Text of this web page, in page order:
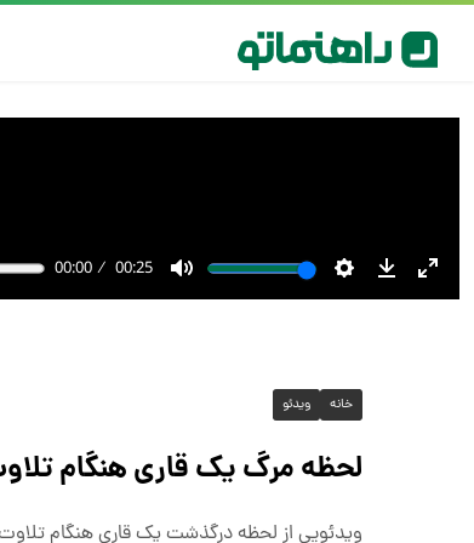
خانه ویدئو
لحظه مرگ یک قاری هنگام
ویدئویی از لحظه درگذشت یک قاری هنگام